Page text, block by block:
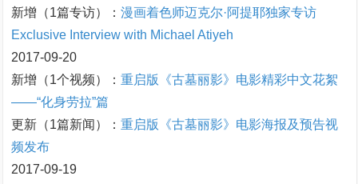
新增（1篇专访）： 漫画着色师迈克尔·阿提耶独家专访
Exclusive Interview with Michael Atiyeh
2017-09-20
新增（1个视频）： 重启版《古墓丽影》电影精彩中文花絮
——“化身劳拉”篇
更新（1篇新闻）： 重启版《古墓丽影》电影海报及预告视
频发布
2017-09-19